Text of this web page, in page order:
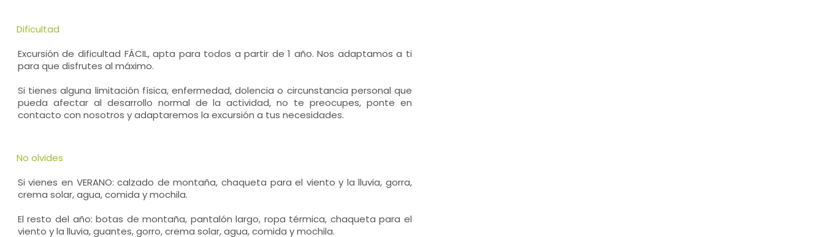
Dificultad
Excursión de dificultad FÁCIL, apta para todos a partir de 1 año. Nos adaptamos a ti
para que disfrutes al máximo.
Si tienes alguna limitación física, enfermedad, dolencia o circunstancia personal que
pueda afectar al desarrollo normal de la actividad, no te preocupes, ponte en
contacto con nosotros y adaptaremos la excursión a tus necesidades.
No olvides
Si vienes en VERANO: calzado de montaña, chaqueta para el viento y la lluvia, gorra,
crema solar, agua, comida y mochila.
El resto del año: botas de montaña, pantalón largo, ropa térmica, chaqueta para el
viento y la lluvia, guantes, gorro, crema solar, agua, comida y mochila.